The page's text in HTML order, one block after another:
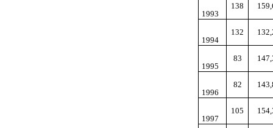
1993
138
1994
132
1995
83
1996
82
1997
105